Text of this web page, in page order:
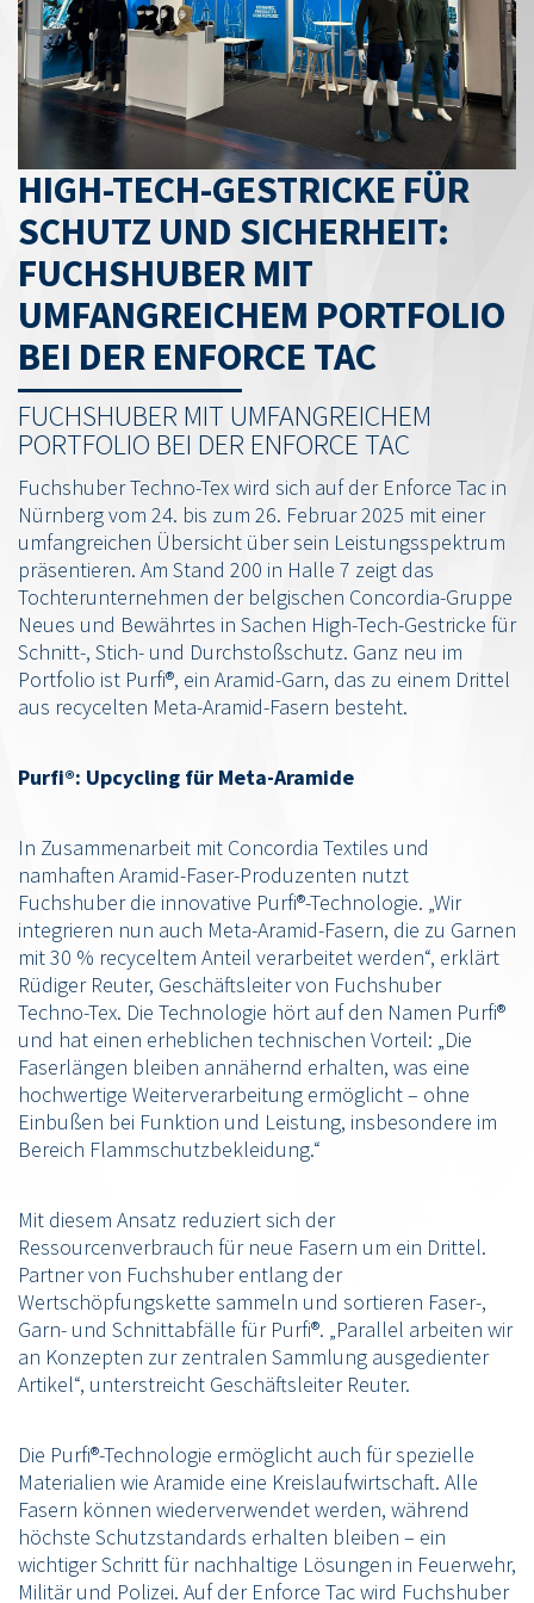
HIGH-TECH-GESTRICKE FÜR
SCHUTZ UND SICHERHEIT:
FUCHSHUBER MIT
UMFANGREICHEM PORTFOLIO
BEI DER ENFORCE TAC
FUCHSHUBER MIT UMFANGREICHEM
PORTFOLIO BEI DER ENFORCE TAC
Fuchshuber Techno-Tex wird sich auf der Enforce Tac in
Nürnberg vom 24. bis zum 26. Februar 2025 mit einer
umfangreichen Übersicht über sein Leistungsspektrum
präsentieren. Am Stand 200 in Halle 7 zeigt das
Tochterunternehmen der belgischen Concordia-Gruppe
Neues und Bewährtes in Sachen High-Tech-Gestricke für
Schnitt-, Stich- und Durchstoßschutz. Ganz neu im
Portfolio ist Purfi®, ein Aramid-Garn, das zu einem Drittel
aus recycelten Meta-Aramid-Fasern besteht.
Purfi®: Upcycling für Meta-Aramide
In Zusammenarbeit mit Concordia Textiles und
namhaften Aramid-Faser-Produzenten nutzt
Fuchshuber die innovative Purfi®-Technologie. „Wir
integrieren nun auch Meta-Aramid-Fasern, die zu Garnen
mit 30 % recyceltem Anteil verarbeitet werden“, erklärt
Rüdiger Reuter, Geschäftsleiter von Fuchshuber
Techno-Tex. Die Technologie hört auf den Namen Purfi®
und hat einen erheblichen technischen Vorteil: „Die
Faserlängen bleiben annähernd erhalten, was eine
hochwertige Weiterverarbeitung ermöglicht – ohne
Einbußen bei Funktion und Leistung, insbesondere im
Bereich Flammschutzbekleidung.“
Mit diesem Ansatz reduziert sich der
Ressourcenverbrauch für neue Fasern um ein Drittel.
Partner von Fuchshuber entlang der
Wertschöpfungskette sammeln und sortieren Faser-,
Garn- und Schnittabfälle für Purfi®. „Parallel arbeiten wir
an Konzepten zur zentralen Sammlung ausgedienter
Artikel“, unterstreicht Geschäftsleiter Reuter.
Die Purfi®-Technologie ermöglicht auch für spezielle
Materialien wie Aramide eine Kreislaufwirtschaft. Alle
Fasern können wiederverwendet werden, während
höchste Schutzstandards erhalten bleiben – ein
wichtiger Schritt für nachhaltige Lösungen in Feuerwehr,
Militär und Polizei. Auf der Enforce Tac wird Fuchshuber